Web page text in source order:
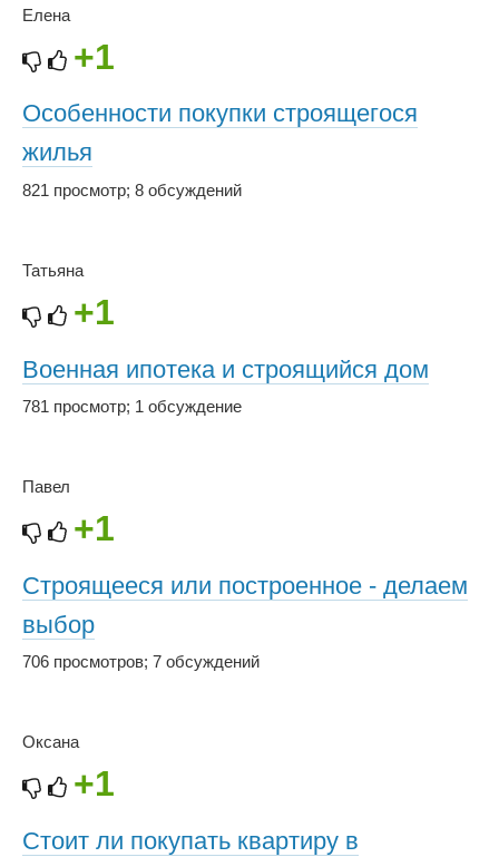
Елена
+1
Особенности покупки строящегося
жилья
821 просмотр; 8 обсуждений
Татьяна
+1
Военная ипотека и строящийся дом
781 просмотр; 1 обсуждение
Павел
+1
Строящееся или построенное - делаем
выбор
706 просмотров; 7 обсуждений
Оксана
+1
Стоит ли покупать квартиру в